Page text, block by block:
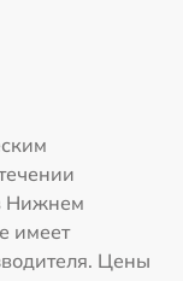
Нижнем
имеет
Цены